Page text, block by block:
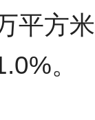
平方
。